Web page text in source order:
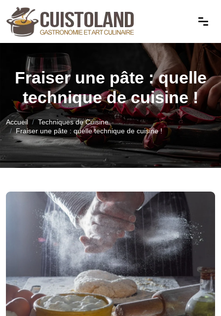
Fraiser une pâte : quelle
technique de cuisine !
Accueil
Techniques de Cuisine
Fraiser une pâte : quelle technique de cuisine !